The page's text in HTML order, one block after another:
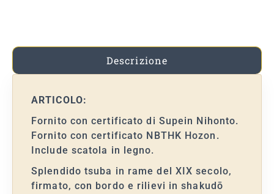
Descrizione
ARTICOLO:
Fornito con certificato di Supein Nihonto.
Fornito con certificato NBTHK Hozon.
Include scatola in legno.
Splendido tsuba in rame del XIX secolo,
firmato, con bordo e rilievi in shakudō